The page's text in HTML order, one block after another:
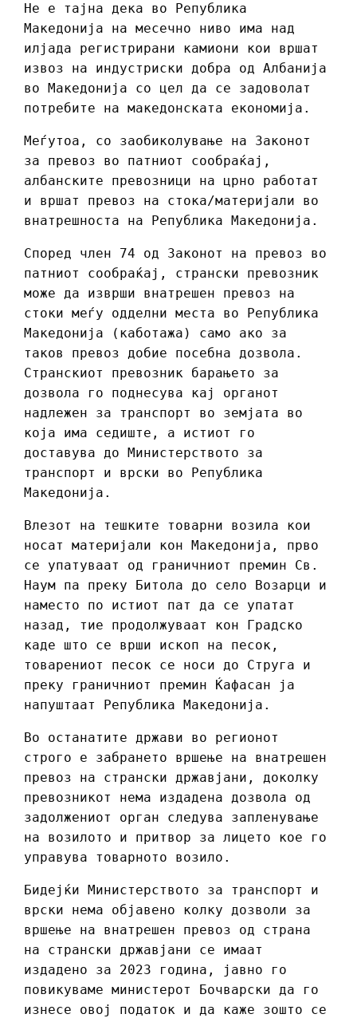
Не е тајна дека во Република
Македонија на месечно ниво има над
илјада регистрирани камиони кои вршат
извоз на индустриски добра од Албанија
во Македонија со цел да се задоволат
потребите на македонската економија.
Меѓутоа, со заобиколување на Законот
за превоз во патниот сообраќај,
албанските превозници на црно работат
и вршат превоз на стока/материјали во
внатрешноста на Република Македонија.
Според член 74 од Законот на превоз во
патниот сообраќај, странски превозник
може да изврши внатрешен превоз на
стоки меѓу одделни места во Република
Македонија (каботажа) само ако за
таков превоз добие посебна дозвола.
Странскиот превозник барањето за
дозвола го поднесува кај органот
надлежен за транспорт во земјата во
која има седиште, а истиот го
доставува до Министерството за
транспорт и врски во Република
Македонија.
Влезот на тешките товарни возила кои
носат материјали кон Македонија, прво
се упатуваат од граничниот премин Св.
Наум па преку Битола до село Возарци и
наместо по истиот пат да се упатат
назад, тие продолжуваат кон Градско
каде што се врши ископ на песок,
товарениот песок се носи до Струга и
преку граничниот премин Ќафасан ја
напуштаат Република Македонија.
Во останатите држави во регионот
строго е забрането вршење на внатрешен
превоз на странски државјани, доколку
превозникот нема издадена дозвола од
задолжениот орган следува запленување
на возилото и притвор за лицето кое го
управува товарното возило.
Бидејќи Министерството за транспорт и
врски нема објавено колку дозволи за
вршење на внатрешен превоз од страна
на странски државјани се имаат
издадено за 2023 година, јавно го
повикуваме министерот Бочварски да го
изнесе овој податок и да каже зошто се